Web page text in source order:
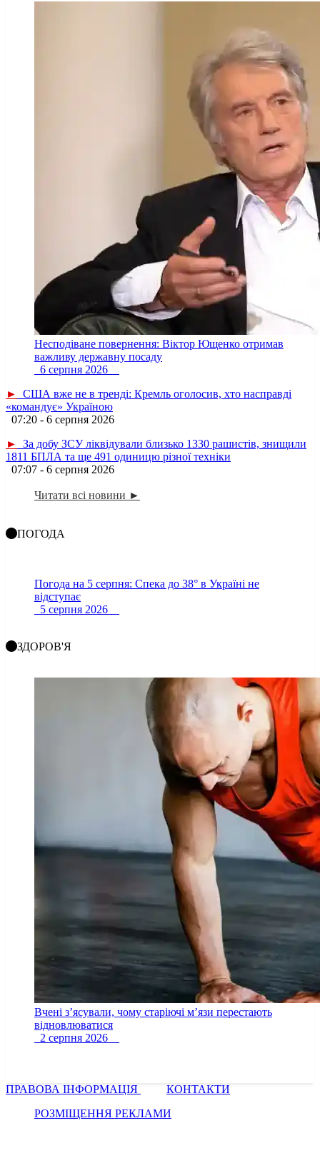
Несподіване повернення: Віктор Ющенко отримав
важливу державну посаду
6 серпня 2026
►
США вже не в тренді: Кремль оголосив, хто насправді
«командує» Україною
07:20 - 6 серпня 2026
►
За добу ЗСУ ліквідували близько 1330 рашистів, знищили
1811 БПЛА та ще 491 одиницю різної техніки
07:07 - 6 серпня 2026
Читати всі новини ►
ПОГОДА
Погода на 5 серпня: Спека до 38° в Україні не
відступає
5 серпня 2026
ЗДОРОВ'Я
Вчені з’ясували, чому старіючі м’язи перестають
відновлюватися
2 серпня 2026
ПРАВОВА ІНФОРМАЦІЯ
КОНТАКТИ
РОЗМІЩЕННЯ РЕКЛАМИ